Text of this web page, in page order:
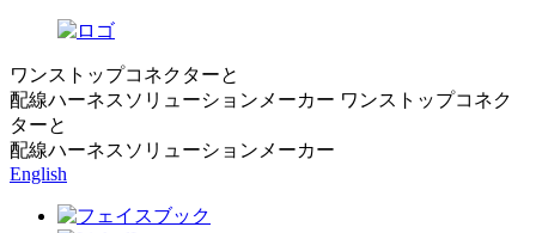
ワンストップコネクターと
配線ハーネスソリューションメーカー ワンストップコネク
ターと
配線ハーネスソリューションメーカー
English